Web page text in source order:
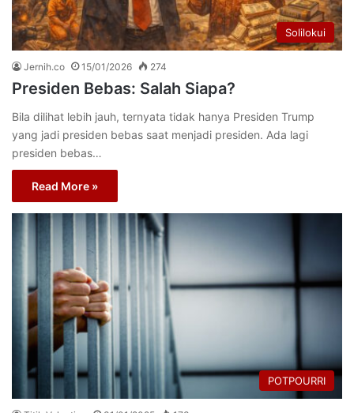
Solilokui
Jernih.co 15/01/2026 274
Presiden Bebas: Salah Siapa?
Bila dilihat lebih jauh, ternyata tidak hanya Presiden Trump
yang jadi presiden bebas saat menjadi presiden. Ada lagi
presiden bebas…
Read More »
POTPOURRI